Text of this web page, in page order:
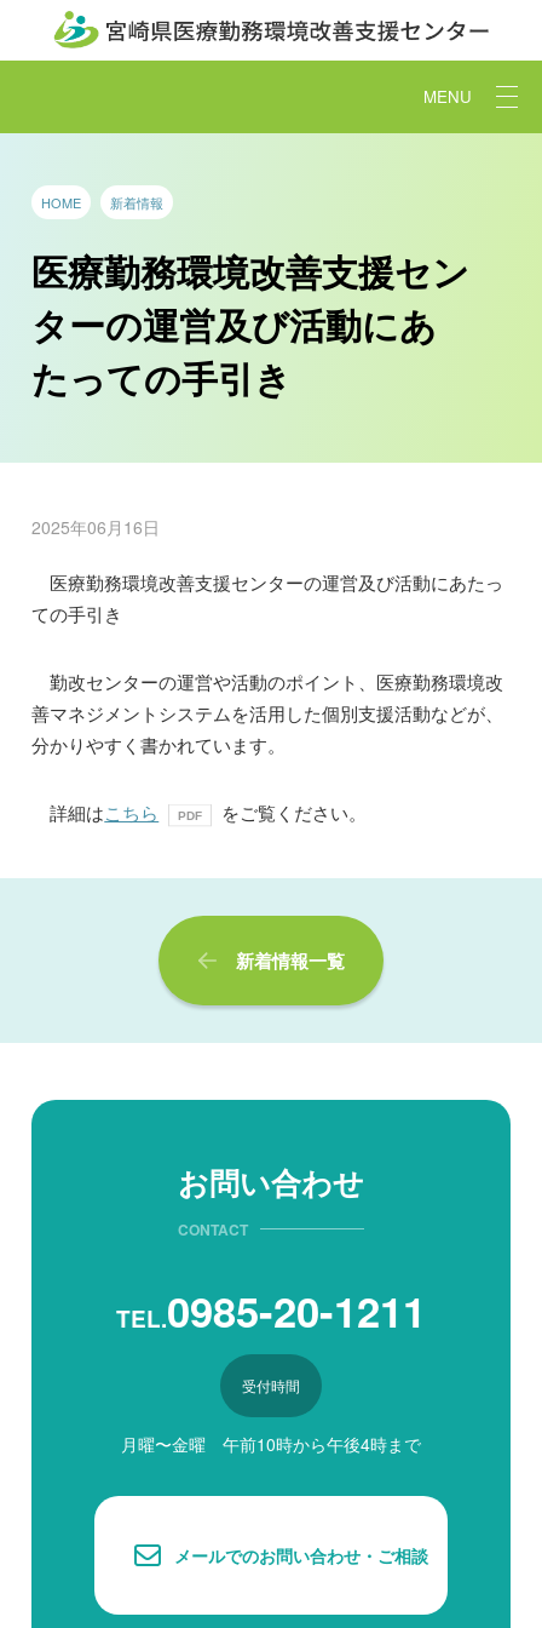
MENU
HOME 新着情報
医療勤務環境改善支援セン
ターの運営及び活動にあ
たっての手引き
2025年06月16日
医療勤務環境改善支援センターの運営及び活動にあたっ
ての手引き
勤改センターの運営や活動のポイント、医療勤務環境改
善マネジメントシステムを活用した個別支援活動などが、
分かりやすく書かれています。
詳細はこちら をご覧ください。
新着情報一覧
お問い合わせ
CONTACT
TEL.0985-20-1211
受付時間
月曜〜金曜 午前10時から午後4時まで
メールでのお問い合わせ・ご相談